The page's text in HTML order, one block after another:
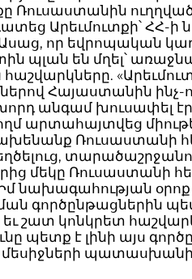
Ռուսաստանին ուղղված
Արեւմուտքի՝ ՀՀ-ի
որ եվրոպական
պլան են մղել՝
Հայաստանին ինչ-
անգամ խուսափել
արտահայտվեց
Ռուսաստանի
մեկը Ռուսաստանի
նախագահության
գործընթացներին
շատ կոնկրետ
պետք է լինի այս
մեսիջների